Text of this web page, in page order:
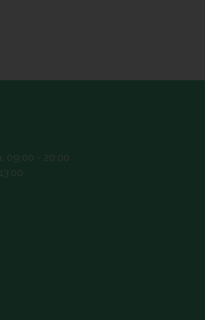
09:00 - 20:00